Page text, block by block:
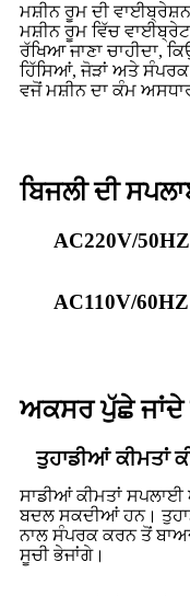
ਮਸ਼ੀਨ ਰੂਮ ਦੀ ਵਾਈਬ੍ਰੇਸ਼ਨ
ਮਸ਼ੀਨ ਰੂਮ ਵਿੱਚ
ਰੱਖਿਆ ਜਾਣਾ ਚਾਹੀਦਾ,
ਹਿੱਸਿਆਂ, ਜੋੜਾਂ ਅਤੇ ਸੰਪਰਕ
ਵਜੋਂ ਮਸ਼ੀਨ ਦਾ ਕੰਮ
ਬਿਜਲੀ ਦੀ
AC220V/50HZ
AC110V/60HZ
ਅਕਸਰ ਪੁੱਛੇ ਜਾਂਦੇ
ਤੁਹਾਡੀਆਂ ਕੀਮਤਾਂ
ਸਾਡੀਆਂ ਕੀਮਤਾਂ ਸਪਲਾਈ
ਬਦਲ ਸਕਦੀਆਂ ਹਨ।
ਨਾਲ ਸੰਪਰਕ ਕਰਨ ਤੋਂ
ਸੂਚੀ ਭੇਜਾਂਗੇ।